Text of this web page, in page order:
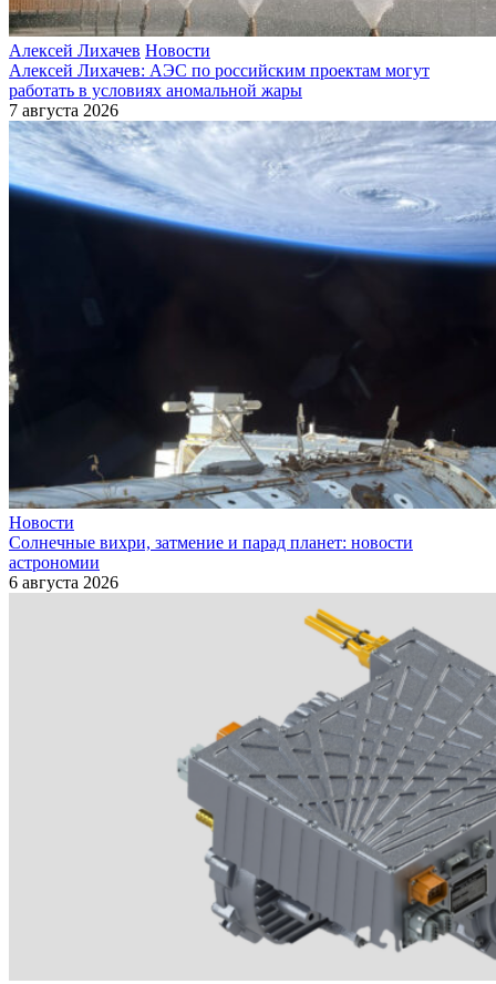
Алексей Лихачев Новости
Алексей Лихачев: АЭС по российским проектам могут
работать в условиях аномальной жары
7 августа 2026
Новости
Солнечные вихри, затмение и парад планет: новости
астрономии
6 августа 2026